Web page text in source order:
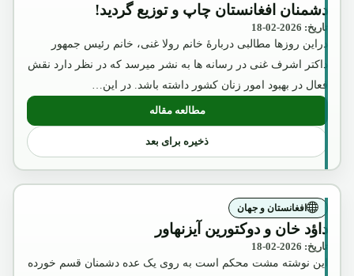
دشمنان افغانستان چاپ و توزیع گردید!
تاریخ: 2026-02-18
دراین روزها مطالبی دربارۀ خانم رولا غنی، خانم رئیس جمهور
داکتر اشرف غنی در رسانه ها به نشر میرسد که در نظر دارد نقش
فعال در بهبود امور زنان کشور داشته باشد. در این…
مطالعه مقاله: عکس تقلبی و تبلیغاتی ملکه ثریا که
ذخیره برای بعد
افغانستان و جهان
داؤد خان و دوکتورین آیزنهاور
تاریخ: 2026-02-18
این نوشته مشت محکم است به روی یک عده دشمنان قسم خورده